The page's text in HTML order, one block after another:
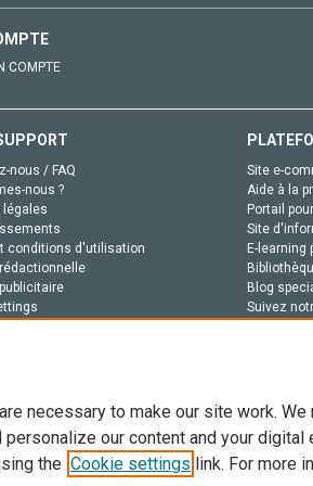
COMPTE
nous / FAQ
nous ?
légales
conditions d'utilisation
Site e-
Aide à la
Portail
Site
E-learning
Blog
Suivez
de ce site: Copyright © 2026 Elsevier, ses
necessary to make our site work.
personalize our content and your digital
the Cookie settings link. For more